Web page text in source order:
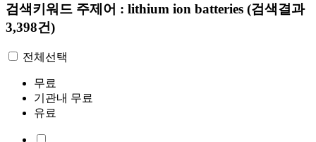
검색키워드 주제어 : lithium ion batteries (검색결과
3,398건)
전체선택
무료
기관내 무료
유료